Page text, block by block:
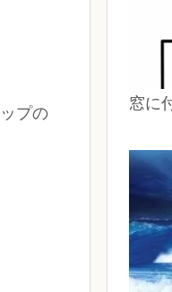
プの
窓に